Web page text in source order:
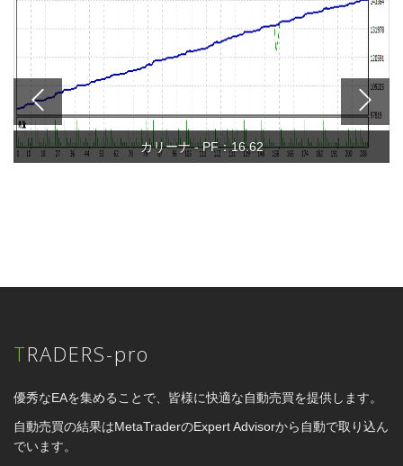
カリーナ - PF：16.62
TRADERS-pro
優秀なEAを集めることで、皆様に快適な自動売買を提供します。
自動売買の結果はMetaTraderのExpert Advisorから自動で取り込ん
でいます。